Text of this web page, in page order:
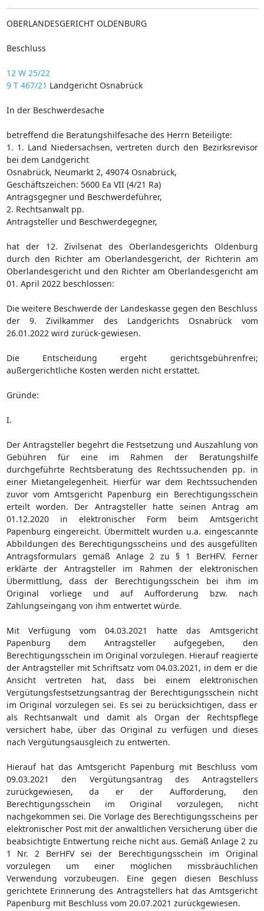
OBERLANDESGERICHT OLDENBURG
Beschluss
12 W 25/22
9 T 467/21 Landgericht Osnabrück
In der Beschwerdesache
betreffend die Beratungshilfesache des Herrn Beteiligte:
1. 1. Land Niedersachsen, vertreten durch den Bezirksrevisor
bei dem Landgericht
Osnabrück, Neumarkt 2, 49074 Osnabrück,
Geschäftszeichen: 5600 Ea VII (4/21 Ra)
Antragsgegner und Beschwerdeführer,
2. Rechtsanwalt pp.
Antragsteller und Beschwerdegegner,
hat der 12. Zivilsenat des Oberlandesgerichts Oldenburg
durch den Richter am Oberlandesgericht, der Richterin am
Oberlandesgericht und den Richter am Oberlandesgericht am
01. April 2022 beschlossen:
Die weitere Beschwerde der Landeskasse gegen den Beschluss
der 9. Zivilkammer des Landgerichts Osnabrück vom
26.01.2022 wird zurück-gewiesen.
Die Entscheidung ergeht gerichtsgebührenfrei;
außergerichtliche Kosten werden nicht erstattet.
Gründe:
I.
Der Antragsteller begehrt die Festsetzung und Auszahlung von
Gebühren für eine im Rahmen der Beratungshilfe
durchgeführte Rechtsberatung des Rechtssuchenden pp. in
einer Mietangelegenheit. Hierfür war dem Rechtssuchenden
zuvor vom Amtsgericht Papenburg ein Berechtigungsschein
erteilt worden. Der Antragsteller hatte seinen Antrag am
01.12.2020 in elektronischer Form beim Amtsgericht
Papenburg eingereicht. Übermittelt wurden u.a. eingescannte
Abbildungen des Berechtigungsscheins und des ausgefüllten
Antragsformulars gemäß Anlage 2 zu § 1 BerHFV. Ferner
erklärte der Antragsteller im Rahmen der elektronischen
Übermittlung, dass der Berechtigungsschein bei ihm im
Original vorliege und auf Aufforderung bzw. nach
Zahlungseingang von ihm entwertet würde.
Mit Verfügung vom 04.03.2021 hatte das Amtsgericht
Papenburg dem Antragsteller aufgegeben, den
Berechtigungsschein im Original vorzulegen. Hierauf reagierte
der Antragsteller mit Schriftsatz vom 04.03.2021, in dem er die
Ansicht vertreten hat, dass bei einem elektronischen
Vergütungsfestsetzungsantrag der Berechtigungsschein nicht
im Original vorzulegen sei. Es sei zu berücksichtigen, dass er
als Rechtsanwalt und damit als Organ der Rechtspflege
versichert habe, über das Original zu verfügen und dieses
nach Vergütungsausgleich zu entwerten.
Hierauf hat das Amtsgericht Papenburg mit Beschluss vom
09.03.2021 den Vergütungsantrag des Antragstellers
zurückgewiesen, da er der Aufforderung, den
Berechtigungsschein im Original vorzulegen, nicht
nachgekommen sei. Die Vorlage des Berechtigungsscheins per
elektronischer Post mit der anwaltlichen Versicherung über die
beabsichtigte Entwertung reiche nicht aus. Gemäß Anlage 2 zu
1 Nr. 2 BerHFV sei der Berechtigungsschein im Original
vorzulegen um einer möglichen missbräuchlichen
Verwendung vorzubeugen. Eine gegen diesen Beschluss
gerichtete Erinnerung des Antragstellers hat das Amtsgericht
Papenburg mit Beschluss vom 20.07.2021 zurückgewiesen.